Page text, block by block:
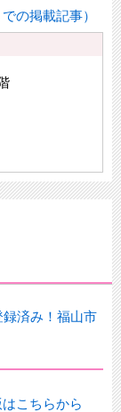
の掲載記事）
済み！福山市
こちらから